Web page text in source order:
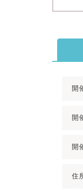
開
開
開
住